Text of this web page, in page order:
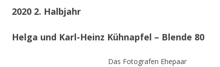
2020 2. Halbjahr
Helga und Karl-Heinz Kühnapfel – Blende 80
Das Fotografen Ehepaar